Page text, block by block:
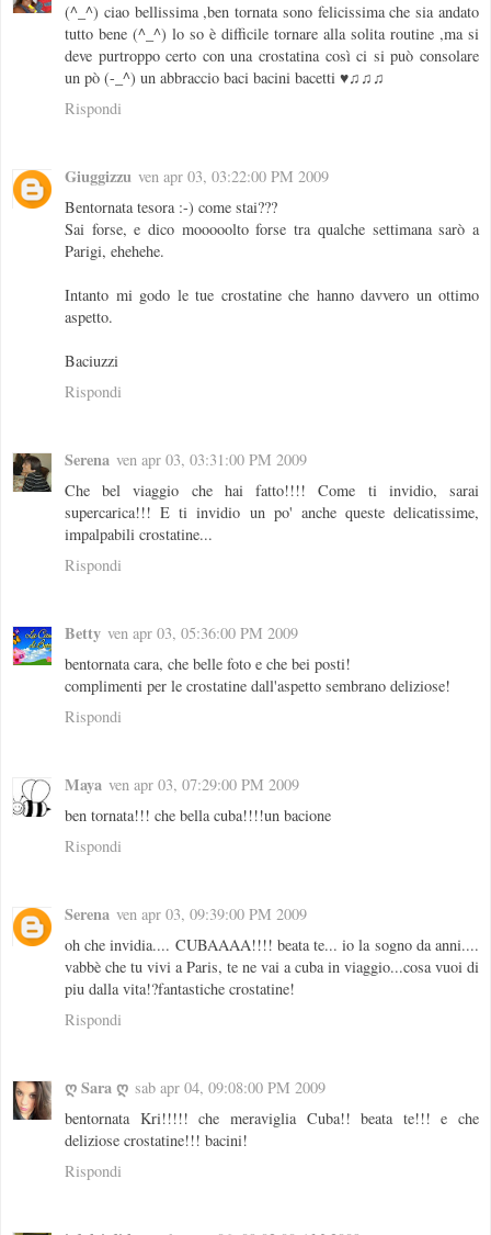
(^_^) ciao bellissima ,ben tornata sono felicissima che sia andato
tutto bene (^_^) lo so è difficile tornare alla solita routine ,ma si
deve purtroppo certo con una crostatina così ci si può consolare
un pò (-_^) un abbraccio baci bacini bacetti ♥♫♫♫
Rispondi
Giuggizzu ven apr 03, 03:22:00 PM 2009
Bentornata tesora :-) come stai???
Sai forse, e dico mooooolto forse tra qualche settimana sarò a
Parigi, ehehehe.
Intanto mi godo le tue crostatine che hanno davvero un ottimo
aspetto.
Baciuzzi
Rispondi
Serena ven apr 03, 03:31:00 PM 2009
Che bel viaggio che hai fatto!!!! Come ti invidio, sarai
supercarica!!! E ti invidio un po' anche queste delicatissime,
impalpabili crostatine...
Rispondi
Betty ven apr 03, 05:36:00 PM 2009
bentornata cara, che belle foto e che bei posti!
complimenti per le crostatine dall'aspetto sembrano deliziose!
Rispondi
Maya ven apr 03, 07:29:00 PM 2009
ben tornata!!! che bella cuba!!!!un bacione
Rispondi
Serena ven apr 03, 09:39:00 PM 2009
oh che invidia.... CUBAAAA!!!! beata te... io la sogno da anni....
vabbè che tu vivi a Paris, te ne vai a cuba in viaggio...cosa vuoi di
piu dalla vita!?fantastiche crostatine!
Rispondi
ღ Sara ღ sab apr 04, 09:08:00 PM 2009
bentornata Kri!!!!! che meraviglia Cuba!! beata te!!! e che
deliziose crostatine!!! bacini!
Rispondi